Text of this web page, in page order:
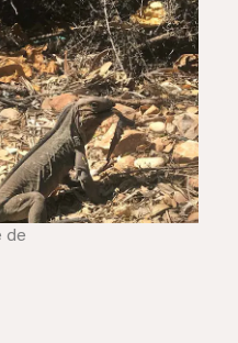
de